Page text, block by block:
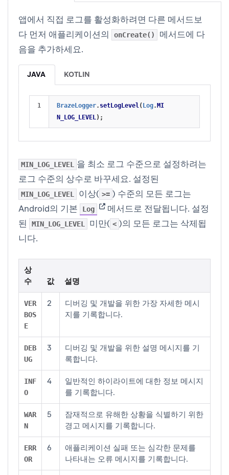
앱에서 직접 로그를 활성화하려면 다른 메서드보
다 먼저 애플리케이션의
onCreate()
메서드에 다
음을 추가하세요.
JAVA KOTLIN
BrazeLogger. setLogLevel (Log.MI
N_LOG_LEVEL );
MIN_LOG_LEVEL
을 최소 로그 수준으로 설정하려는
로그 수준의 상수로 바꾸세요. 설정된
MIN_LOG_LEVEL 이상( >= ) 수준의 모든 로그는
Android의 기본
Log (opens in new tab)
메서드로 전달됩니다. 설정
된
MIN_LOG_LEVEL 미만( < )의 모든 로그는 삭제됩
니다.
상
수
값 설명
VER
BOS
E
2
디버깅 및 개발을 위한 가장 자세한 메시
지를 기록합니다.
DEB
UG
3
디버깅 및 개발을 위한 설명 메시지를 기
록합니다.
INF
O
4
일반적인 하이라이트에 대한 정보 메시지
를 기록합니다.
WAR
N
5
잠재적으로 유해한 상황을 식별하기 위한
경고 메시지를 기록합니다.
ERR
OR
6
애플리케이션 실패 또는 심각한 문제를
나타내는 오류 메시지를 기록합니다.